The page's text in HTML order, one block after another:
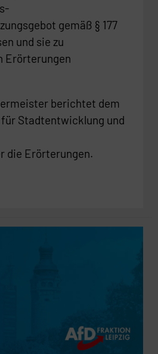
gemäß § 177
und sie zu
Erörterungen
berichtet dem
Stadtentwicklung und
die Erörterungen.